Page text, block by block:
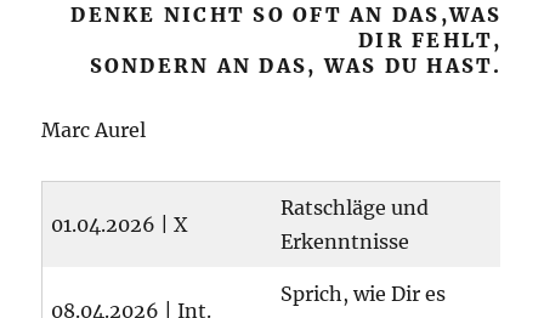
DENKE NICHT SO OFT AN DAS,WAS
DIR FEHLT,
SONDERN AN DAS, WAS DU HAST.
Marc Aurel
01.04.2026 | X
Ratschläge und
Erkenntnisse
08.04.2026 | Int.
Sprich, wie Dir es